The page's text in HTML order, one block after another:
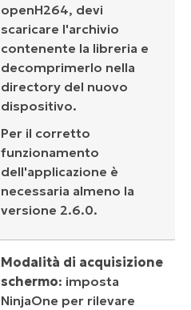
openH264, devi
scaricare l'archivio
contenente la libreria e
decomprimerlo nella
directory del nuovo
dispositivo.
Per il corretto
funzionamento
dell'applicazione è
necessaria almeno la
versione 2.6.0.
Modalità di acquisizione
schermo: imposta
NinjaOne per rilevare